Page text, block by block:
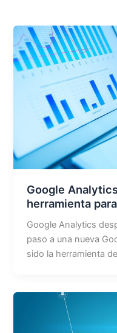
Google
herramienta
Google Analytics
paso a una nueva
sido la herramienta